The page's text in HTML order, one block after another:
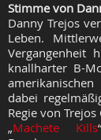
Stimme von
Danny Trejos
Leben.
Vergangenheit
knallharter B-
dabei
Regie von
„Machete Kills